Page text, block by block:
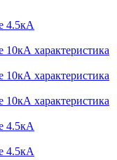
4.5кА
характеристика
характеристика
характеристика
4.5кА
4.5кА